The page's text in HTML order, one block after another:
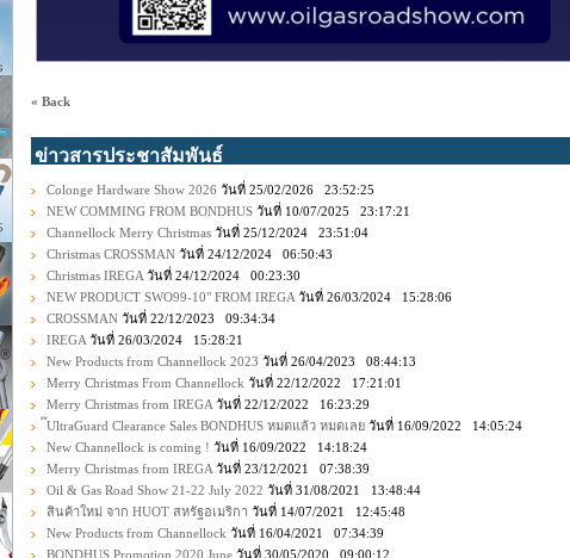
« Back
ข่าวสารประชาสัมพันธ์
Colonge Hardware Show 2026 วันที่ 25/02/2026 23:52:25
NEW COMMING FROM BONDHUS วันที่ 10/07/2025 23:17:21
Channellock Merry Christmas วันที่ 25/12/2024 23:51:04
Christmas CROSSMAN วันที่ 24/12/2024 06:50:43
Christmas IREGA วันที่ 24/12/2024 00:23:30
NEW PRODUCT SWO99-10" FROM IREGA วันที่ 26/03/2024 15:28:06
CROSSMAN วันที่ 22/12/2023 09:34:34
IREGA วันที่ 26/03/2024 15:28:21
New Products from Channellock 2023 วันที่ 26/04/2023 08:44:13
Merry Christmas From Channellock วันที่ 22/12/2022 17:21:01
Merry Christmas from IREGA วันที่ 22/12/2022 16:23:29
๊UltraGuard Clearance Sales BONDHUS หมดแล้ว หมดเลย วันที่ 16/09/2022 14:05:24
New Channellock is coming ! วันที่ 16/09/2022 14:18:24
Merry Christmas from IREGA วันที่ 23/12/2021 07:38:39
Oil & Gas Road Show 21-22 July 2022 วันที่ 31/08/2021 13:48:44
สินค้าใหม่ จาก HUOT สหรัฐอเมริกา วันที่ 14/07/2021 12:45:48
New Products from Channellock วันที่ 16/04/2021 07:34:39
BONDHUS Promotion 2020 June วันที่ 30/05/2020 09:00:12